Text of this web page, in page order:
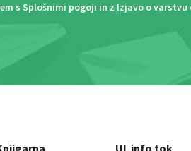
s Splošnimi pogoji in z Izjavo o varstvu